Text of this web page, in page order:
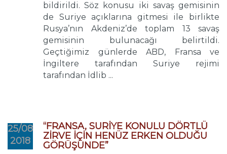
bildirildi. Söz konusu iki savaş gemisinin
de Suriye açıklarına gitmesi ile birlikte
Rusya’nın Akdeniz’de toplam 13 savaş
gemisinin bulunacağı belirtildi.
Geçtiğimiz günlerde ABD, Fransa ve
İngiltere tarafından Suriye rejimi
tarafından İdlib ...
25/08
2018
“FRANSA, SURİYE KONULU DÖRTLÜ
ZİRVE İÇİN HENÜZ ERKEN OLDUĞU
GÖRÜŞÜNDE”